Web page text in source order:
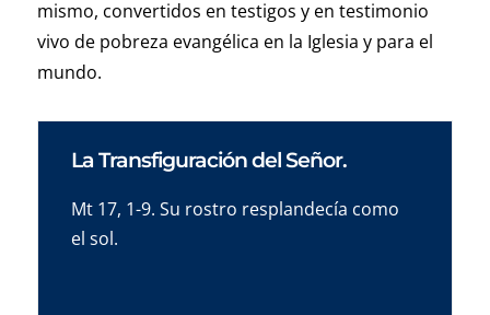
mismo, convertidos en testigos y en testimonio
vivo de pobreza evangélica en la Iglesia y para el
mundo.
La Transfiguración del Señor.
Mt 17, 1-9. Su rostro resplandecía como
el sol.